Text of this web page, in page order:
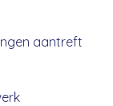
aantreft